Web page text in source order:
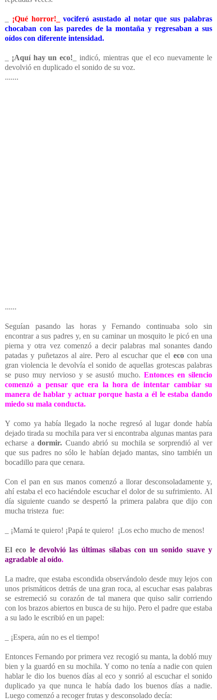
¡Qué horror!_
vociferó asustado al notar que sus palabras
chocaban con las paredes de la montaña y regresaban a sus
oídos con diferente intensidad.
¡Aquí hay un eco! _ indicó, mientras que el eco nuevamente le
devolvió en duplicado el sonido de su voz.
.......
......
Seguían pasando las horas y Fernando continuaba solo sin
encontrar a sus padres y, en su caminar un mosquito le picó en una
pierna y otra vez comenzó a decir palabras mal sonantes dando
patadas y puñetazos al aire. Pero al escuchar que el ecocon una
gran violencia le devolvía el sonido de aquellas grotescas palabras
se puso muy nervioso y se asustó mucho. Entonces en silencio
comenzó a pensar que era la hora de intentar cambiar su
manera de hablar y actuar porque hasta a él le estaba dando
miedo su mala conducta.
Y como ya había llegado la noche regresó al lugar donde había
dejado tirada su mochila para ver si encontraba algunas mantas para
echarse adormir. Cuando abrió su mochila se sorprendió al ver
que sus padres no sólo le habían dejado mantas, sino también un
bocadillo para que cenara.
Con el pan en sus manos comenzó a llorar desconsoladamente y,
ahí estaba el eco haciéndole escuchar el dolor de su sufrimiento. Al
día siguiente cuando se despertó la primera palabra que dijo con
mucha tristeza fue:
_ ¡Mamá te quiero! ¡Papá te quiero! ¡Los echo mucho de menos!
El eco le devolvió las últimas sílabas con un sonido suave y
agradable al oído.
La madre, que estaba escondida observándolo desde muy lejos con
unos prismáticos detrás de una gran roca, al escuchar esas palabras
se estremeció su corazón de tal manera que quiso salir corriendo
con los brazos abiertos en busca de su hijo. Pero el padre que estaba
a su lado le escribió en un papel:
_ ¡Espera, aún no es el tiempo!
Entonces Fernando por primera vez recogió su manta, la dobló muy
bien y la guardó en su mochila. Y como no tenía a nadie con quien
hablar le dio los buenos días al eco y sonrió al escuchar el sonido
duplicado ya que nunca le había dado los buenos días a nadie.
Luego comenzó a recoger frutas y desconsolado decía: